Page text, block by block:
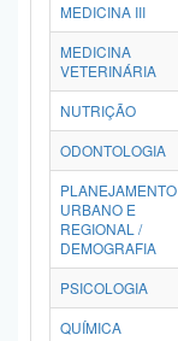
MEDICINA III
MEDICINA
VETERINÁRIA
NUTRIÇÃO
ODONTOLOGIA
PLANEJAMENTO
URBANO E
REGIONAL /
DEMOGRAFIA
PSICOLOGIA
QUÍMICA